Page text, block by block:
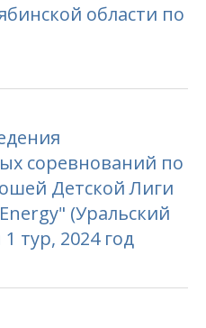
области по
соревнований по
Детской Лиги
(Уральский
тур, 2024 год